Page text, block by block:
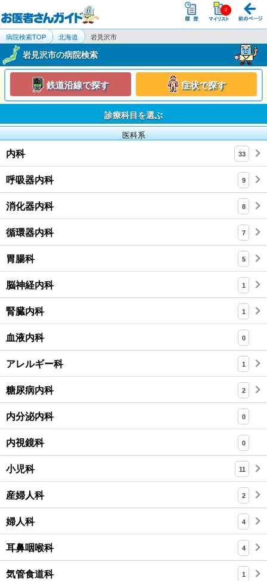
病院検索TOP 北海道 岩見沢市
岩見沢市の病院検索
鉄道沿線で探す 症状で探す
診療科目を選ぶ
医科系
内科 33
呼吸器内科 9
消化器内科 8
循環器内科 7
胃腸科 5
脳神経内科 1
腎臓内科 1
血液内科 0
アレルギー科 1
糖尿病内科 2
内分泌内科 0
内視鏡科 0
小児科 11
産婦人科 2
婦人科 4
耳鼻咽喉科 4
気管食道科 1